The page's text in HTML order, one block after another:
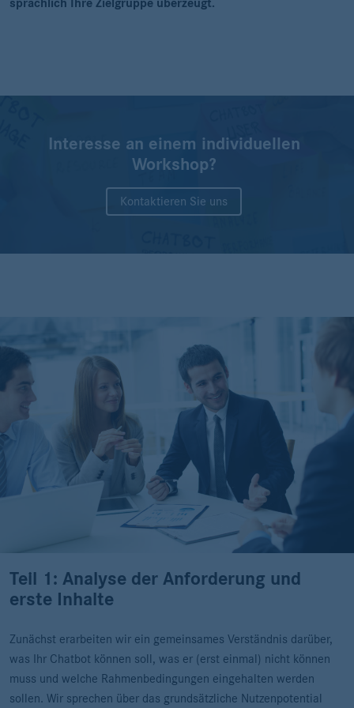
sprachlich Ihre Zielgruppe überzeugt.
Interesse an einem individuellen
Workshop?
Kontaktieren Sie uns
Teil 1: Analyse der Anforderung und
erste Inhalte
Zunächst erarbeiten wir ein gemeinsames Verständnis darüber,
was Ihr Chatbot können soll, was er (erst einmal) nicht können
muss und welche Rahmenbedingungen eingehalten werden
sollen. Wir sprechen über das grundsätzliche Nutzenpotential